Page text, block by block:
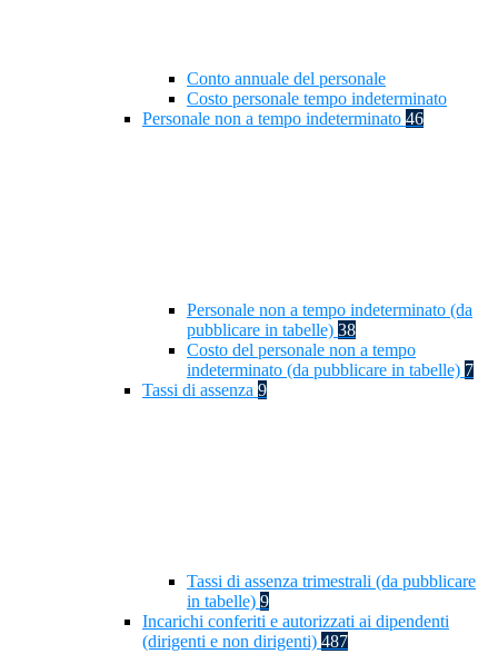
Conto annuale del personale
Costo personale tempo indeterminato
Personale non a tempo indeterminato 46
Personale non a tempo indeterminato (da
pubblicare in tabelle) 38
Costo del personale non a tempo
indeterminato (da pubblicare in tabelle) 7
Tassi di assenza 9
Tassi di assenza trimestrali (da pubblicare
in tabelle) 9
Incarichi conferiti e autorizzati ai dipendenti
(dirigenti e non dirigenti) 487